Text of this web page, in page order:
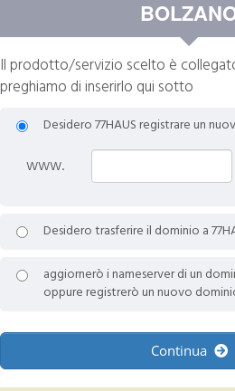
Il prodotto/servizio scelto è
preghiamo di inserirlo qui sotto
Desidero 77HAUS registrare un
www.
Desidero trasferire il dominio a
aggiornerò i nameserver di un
oppure registrerò un nuovo
Continua